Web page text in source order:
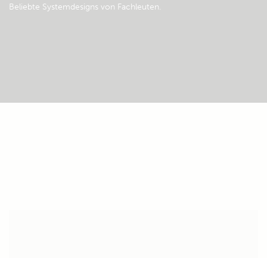
Beliebte Systemdesigns von Fachleuten.